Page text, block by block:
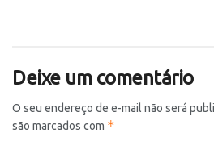
Deixe um comentário
O seu endereço de e-mail não será
são marcados com *